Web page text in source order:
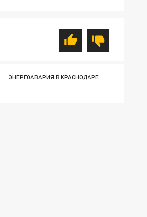
ЭНЕРГОАВАРИЯ В КРАСНОДАРЕ